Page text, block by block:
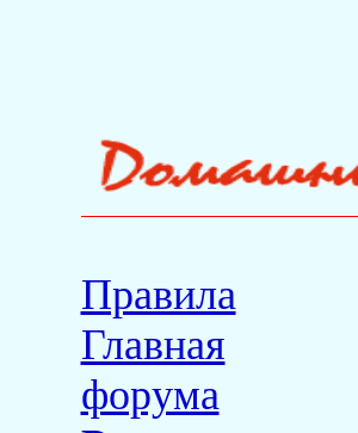
Правила
Главная
форума